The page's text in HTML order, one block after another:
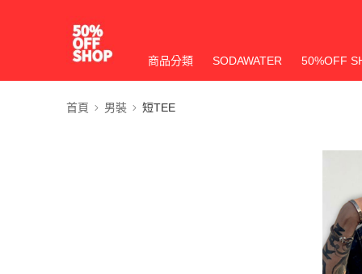
商品分類 SODAWATER 50%OFF
首頁 男裝 短TEE